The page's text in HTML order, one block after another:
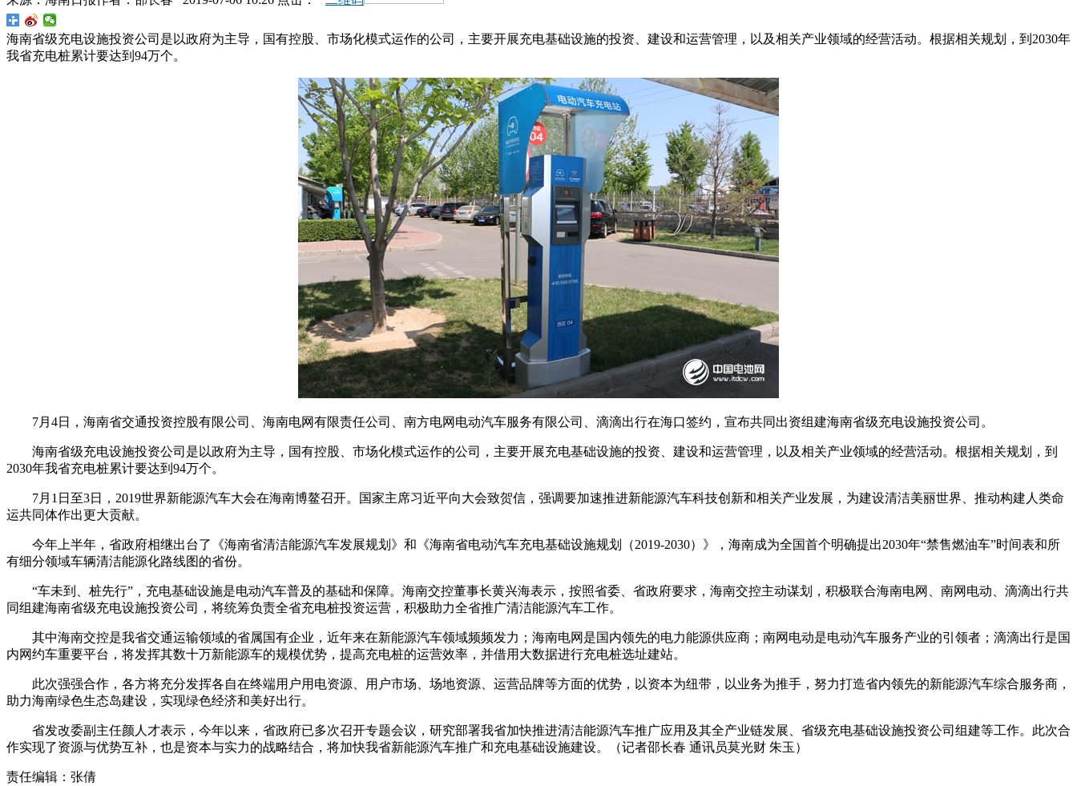
海南省级充电设施投资公司是以政府为主导，国有控股、市场化模式运作的公司，主要开展充电基础设施的投资、建设和运营管理，以及相关产业领域的经营活动。根据相关规划，到2030年
我省充电桩累计要达到94万个。
7月4日，海南省交通投资控股有限公司、海南电网有限责任公司、南方电网电动汽车服务有限公司、滴滴出行在海口签约，宣布共同出资组建海南省级充电设施投资公司。
海南省级充电设施投资公司是以政府为主导，国有控股、市场化模式运作的公司，主要开展充电基础设施的投资、建设和运营管理，以及相关产业领域的经营活动。根据相关规划，到
2030年我省充电桩累计要达到94万个。
7月1日至3日，2019世界新能源汽车大会在海南博鳌召开。国家主席习近平向大会致贺信，强调要加速推进新能源汽车科技创新和相关产业发展，为建设清洁美丽世界、推动构建人类命
运共同体作出更大贡献。
今年上半年，省政府相继出台了《海南省清洁能源汽车发展规划》和《海南省电动汽车充电基础设施规划（2019-2030）》，海南成为全国首个明确提出2030年“禁售燃油车”时间表和所
有细分领域车辆清洁能源化路线图的省份。
“车未到、桩先行”，充电基础设施是电动汽车普及的基础和保障。海南交控董事长黄兴海表示，按照省委、省政府要求，海南交控主动谋划，积极联合海南电网、南网电动、滴滴出行共
同组建海南省级充电设施投资公司，将统筹负责全省充电桩投资运营，积极助力全省推广清洁能源汽车工作。
其中海南交控是我省交通运输领域的省属国有企业，近年来在新能源汽车领域频频发力；海南电网是国内领先的电力能源供应商；南网电动是电动汽车服务产业的引领者；滴滴出行是国
内网约车重要平台，将发挥其数十万新能源车的规模优势，提高充电桩的运营效率，并借用大数据进行充电桩选址建站。
此次强强合作，各方将充分发挥各自在终端用户用电资源、用户市场、场地资源、运营品牌等方面的优势，以资本为纽带，以业务为推手，努力打造省内领先的新能源汽车综合服务商，
助力海南绿色生态岛建设，实现绿色经济和美好出行。
省发改委副主任颜人才表示，今年以来，省政府已多次召开专题会议，研究部署我省加快推进清洁能源汽车推广应用及其全产业链发展、省级充电基础设施投资公司组建等工作。此次合
作实现了资源与优势互补，也是资本与实力的战略结合，将加快我省新能源汽车推广和充电基础设施建设。（记者邵长春 通讯员莫光财 朱玉）
责任编辑：张倩